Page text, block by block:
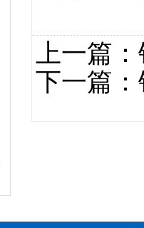
上一篇：
下一篇：